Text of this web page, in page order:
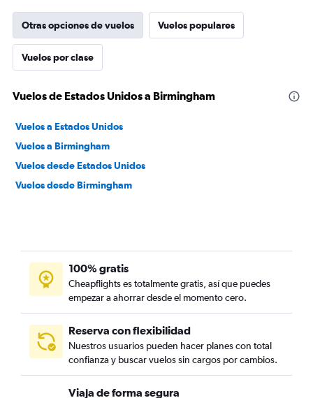
Otras opciones de vuelos Vuelos populares
Vuelos por clase
Vuelos de Estados Unidos a Birmingham
Vuelos a Estados Unidos
Vuelos a Birmingham
Vuelos desde Estados Unidos
Vuelos desde Birmingham
100% gratis
Cheapflights es totalmente gratis, así que puedes
empezar a ahorrar desde el momento cero.
Reserva con flexibilidad
Nuestros usuarios pueden hacer planes con total
confianza y buscar vuelos sin cargos por cambios.
Viaja de forma segura